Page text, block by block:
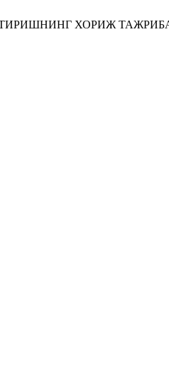
ХОРИЖ ТАЖРИБАСИ . EITT